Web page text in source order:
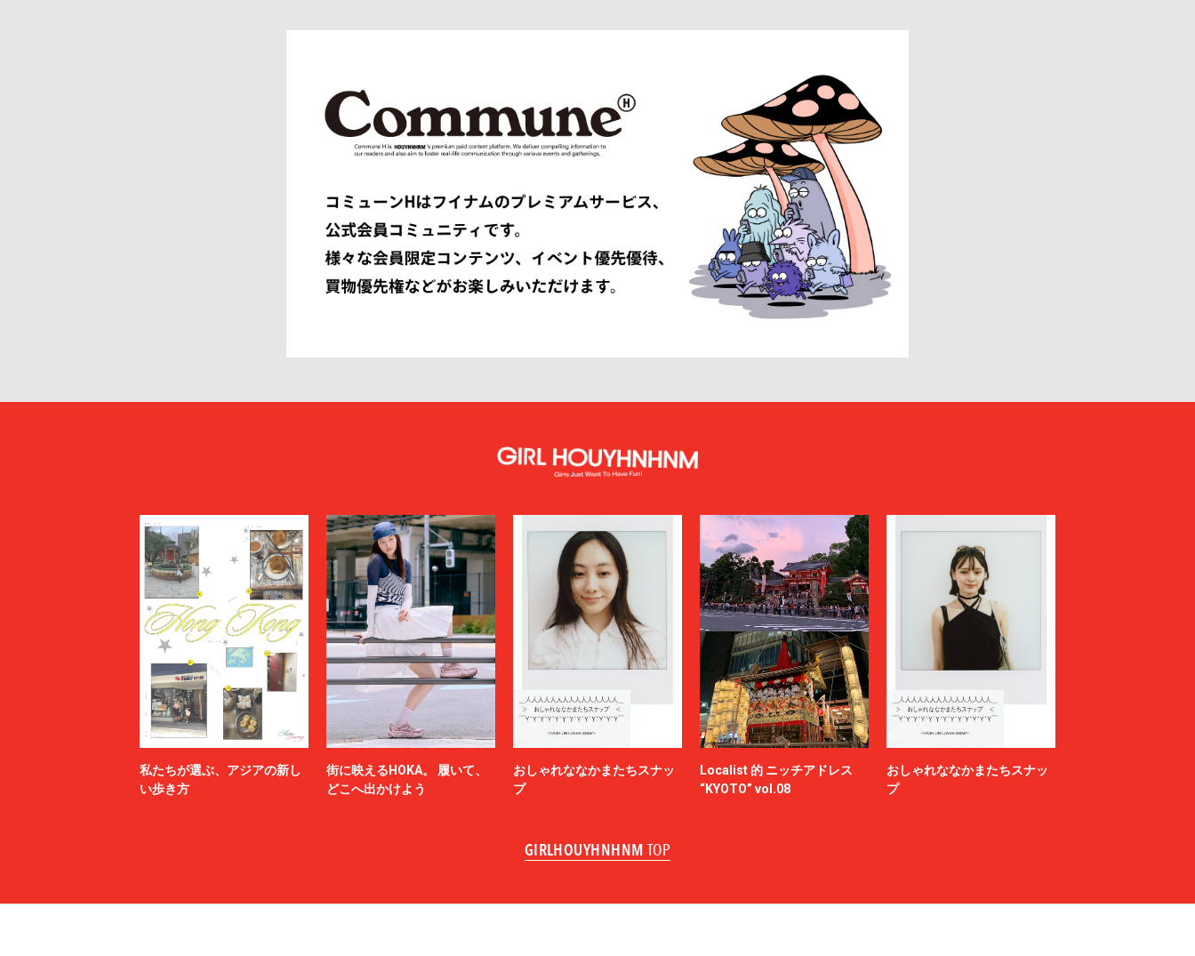
私たちが選ぶ、アジアの新し
い歩き方
街に映えるHOKA。 履いて、
どこへ出かけよう
おしゃれななかまたちスナッ
プ
Localist 的 ニッチアドレス
“KYOTO” vol.08
おしゃれななかまたちスナッ
プ
GIRLHOUYHNHNM TOP